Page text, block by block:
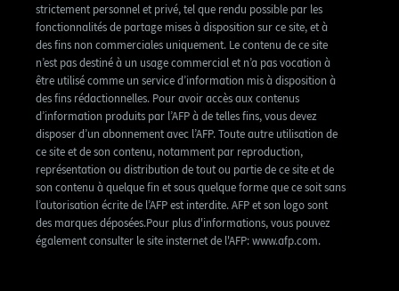
strictement personnel et privé, tel que rendu possible par les
fonctionnalités de partage mises à disposition sur ce site, et à
des fins non commerciales uniquement. Le contenu de ce site
n’est pas destiné à un usage commercial et n’a pas vocation à
être utilisé comme un service d’information mis à disposition à
des fins rédactionnelles. Pour avoir accès aux contenus
d’information produits par l’AFP à de telles fins, vous devez
disposer d’un abonnement avec l’AFP. Toute autre utilisation de
ce site et de son contenu, notamment par reproduction,
représentation ou distribution de tout ou partie de ce site et de
son contenu à quelque fin et sous quelque forme que ce soit sans
l’autorisation écrite de l’AFP est interdite. AFP et son logo sont
des marques déposées.Pour plus d'informations, vous pouvez
également consulter le site insternet de l'AFP: www.afp.com.